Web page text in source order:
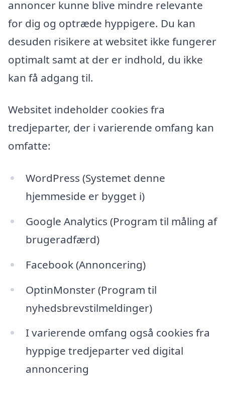
annoncer kunne blive mindre relevante
for dig og optræde hyppigere. Du kan
desuden risikere at websitet ikke fungerer
optimalt samt at der er indhold, du ikke
kan få adgang til.
Websitet indeholder cookies fra
tredjeparter, der i varierende omfang kan
omfatte:
WordPress (Systemet denne
hjemmeside er bygget i)
Google Analytics (Program til måling af
brugeradfærd)
Facebook (Annoncering)
OptinMonster (Program til
nyhedsbrevstilmeldinger)
I varierende omfang også cookies fra
hyppige tredjeparter ved digital
annoncering